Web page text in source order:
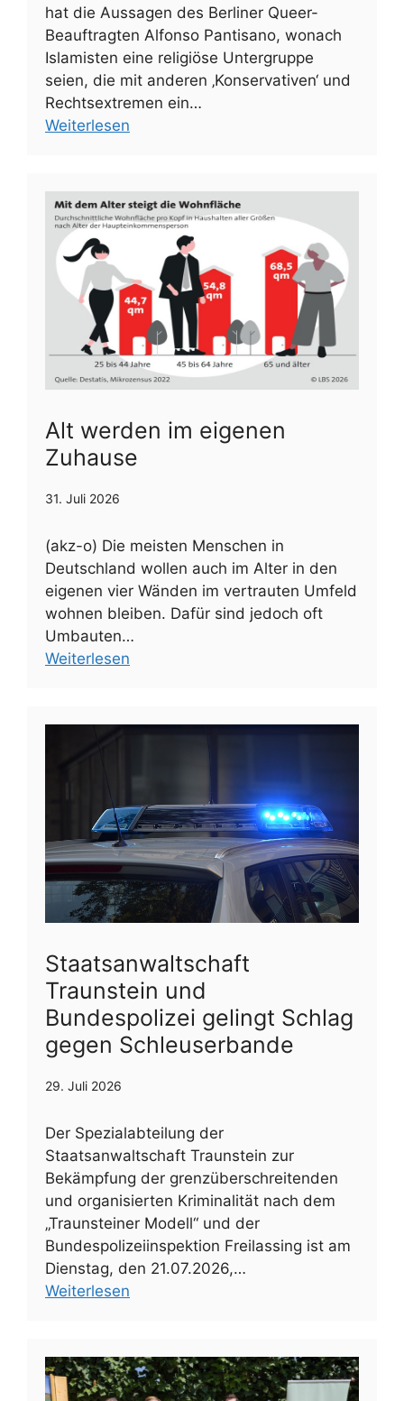
hat die Aussagen des Berliner Queer-
Beauftragten Alfonso Pantisano, wonach
Islamisten eine religiöse Untergruppe
seien, die mit anderen ‚Konservativen‘ und
Rechtsextremen ein…
Weiterlesen
Alt werden im eigenen
Zuhause
31. Juli 2026
(akz-o) Die meisten Menschen in
Deutschland wollen auch im Alter in den
eigenen vier Wänden im vertrauten Umfeld
wohnen bleiben. Dafür sind jedoch oft
Umbauten…
Weiterlesen
Staatsanwaltschaft
Traunstein und
Bundespolizei gelingt Schlag
gegen Schleuserbande
29. Juli 2026
Der Spezialabteilung der
Staatsanwaltschaft Traunstein zur
Bekämpfung der grenzüberschreitenden
und organisierten Kriminalität nach dem
„Traunsteiner Modell“ und der
Bundespolizeiinspektion Freilassing ist am
Dienstag, den 21.07.2026,…
Weiterlesen